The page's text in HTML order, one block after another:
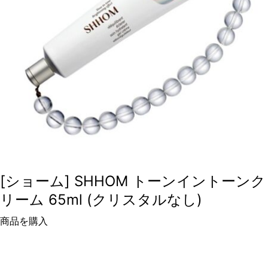
[ショーム] SHHOM トーンイントーンク
リーム 65ml (クリスタルなし)
商品を購入